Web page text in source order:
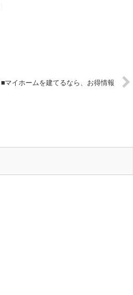
■マイホームを建てるなら、お得情報